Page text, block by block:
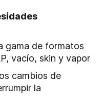
gama de formatos
vacío, skin y vapor
cambios de
la